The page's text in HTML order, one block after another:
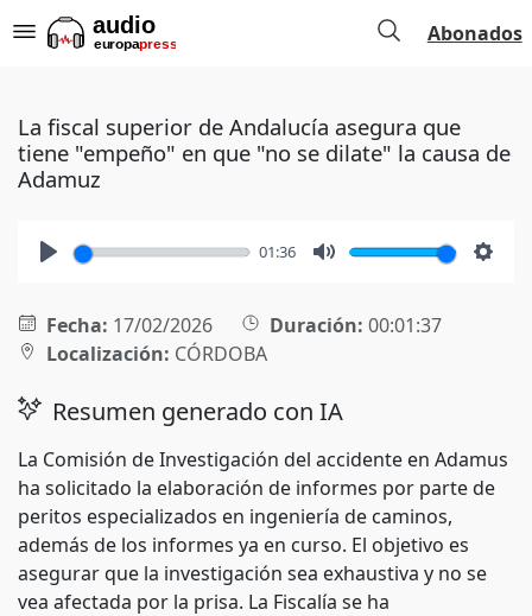
Abonados
La fiscal superior de Andalucía asegura que
tiene "empeño" en que "no se dilate" la causa de
Adamuz
01:36
Fecha: 17/02/2026 Duración: 00:01:37
Localización: CÓRDOBA
Resumen generado con IA
La Comisión de Investigación del accidente en Adamus
ha solicitado la elaboración de informes por parte de
peritos especializados en ingeniería de caminos,
además de los informes ya en curso. El objetivo es
asegurar que la investigación sea exhaustiva y no se
vea afectada por la prisa. La Fiscalía se ha